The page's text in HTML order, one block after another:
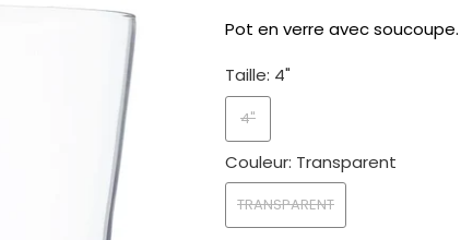
Pot en verre avec soucoupe.
Taille: 4"
4"
Couleur: Transparent
TRANSPARENT